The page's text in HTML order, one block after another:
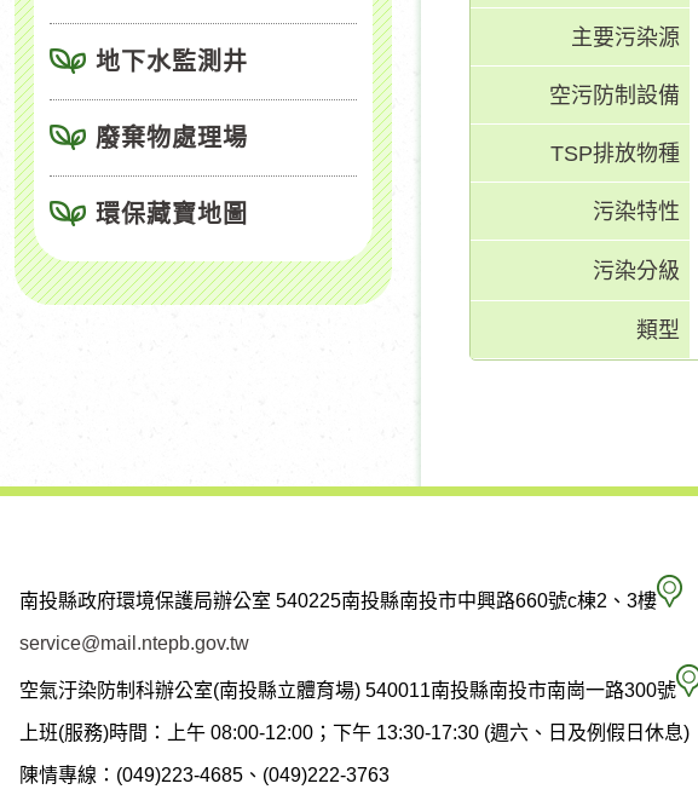
地下水監測井
廢棄物處理場
環保藏寶地圖
主要污染源
空污防制設備
TSP排放物種
污染特性
污染分級
類型
南投縣政府環境保護局辦公室 540225南投縣南投市中興路660號c棟2、3樓南
縣
政
service@mail.ntepb.gov.tw
空氣汙染防制科辦公室(南投縣立體育場) 540011南投縣南投市南崗一路300號空
氣
上班(服務)時間：上午 08:00-12:00；下午 13:30-17:30 (週六、日及例假日休息)
陳情專線：(049)223-4685、(049)222-3763